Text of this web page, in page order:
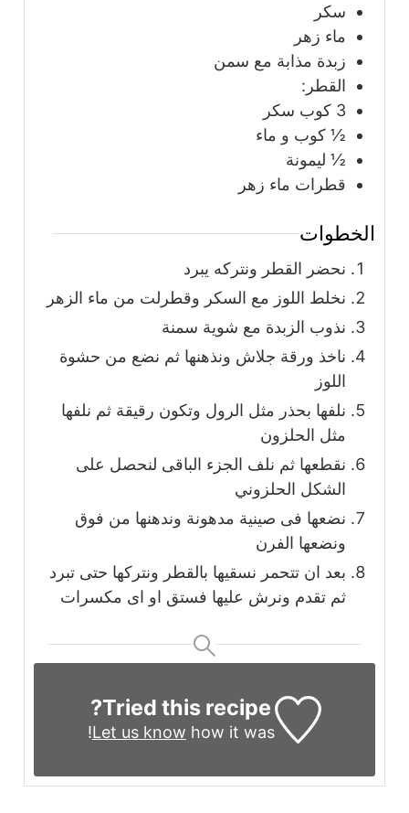
سكر
ماء زهر
زبدة مذابة مع سمن
القطر:
3 كوب سكر
½ كوب و ماء
½ ليمونة
قطرات ماء زهر
الخطوات
نحضر القطر ونتركه يبرد
نخلط اللوز مع السكر وقطرلت من ماء الزهر
نذوب الزبدة مع شوية سمنة
ناخذ ورقة جلاش ونذهنها ثم نضع من حشوة
اللوز
نلفها بحذر مثل الرول وتكون رقيقة ثم نلفها
مثل الحلزون
نقطعها ثم نلف الجزء الباقى لنحصل على
الشكل الحلزوني
نضعها فى صينية مدهونة وندهنها من فوق
ونضعها الفرن
بعد ان تتحمر نسقيها بالقطر ونتركها حتى تبرد
ثم تقدم ونرش عليها فستق او اى مكسرات
Tried this recipe?
Let us know how it was!